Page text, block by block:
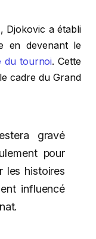
Djokovic a établi
en devenant le
du tournoi. Cette
cadre du Grand
gravé
pour
les histoires
influencé